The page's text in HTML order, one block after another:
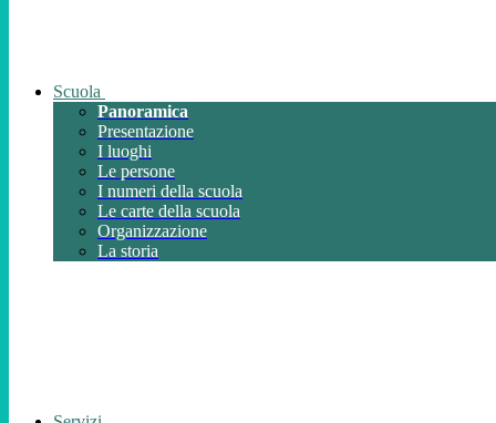
Scuola
Panoramica
Presentazione
I luoghi
Le persone
I numeri della scuola
Le carte della scuola
Organizzazione
La storia